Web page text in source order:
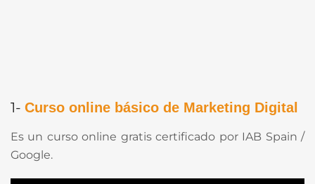
1- Curso online básico de Marketing Digital
Es un curso online gratis certificado por IAB Spain /
Google.